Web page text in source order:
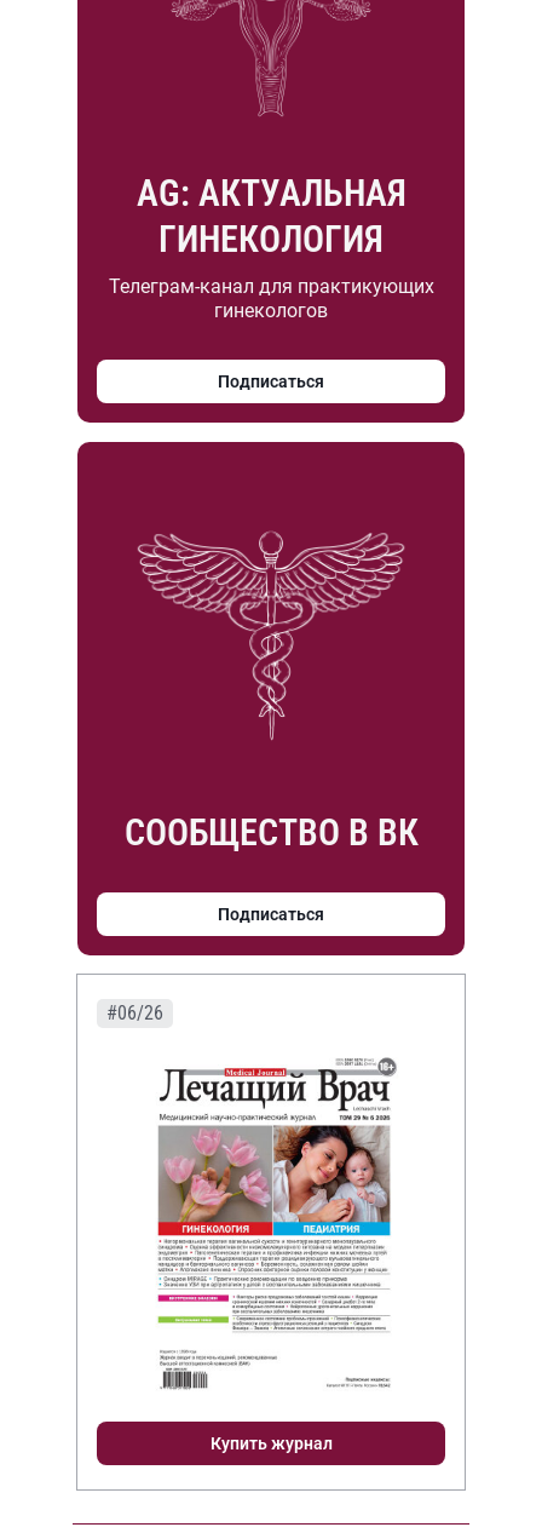
AG: АКТУАЛЬНАЯ
ГИНЕКОЛОГИЯ
Телеграм-канал для практикующих
гинекологов
Подписаться
СООБЩЕСТВО В ВК
Подписаться
#06/26
Купить журнал